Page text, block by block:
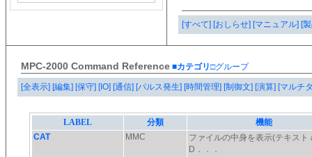
[すべて] [おしらせ] [マニュアル] [
MPC-2000 Command Reference ■カテゴリ□グループ
[全表示] [編集] [保守] [IO] [通信] [パルス発生] [時間管理] [制御文] [演算] [マルチ